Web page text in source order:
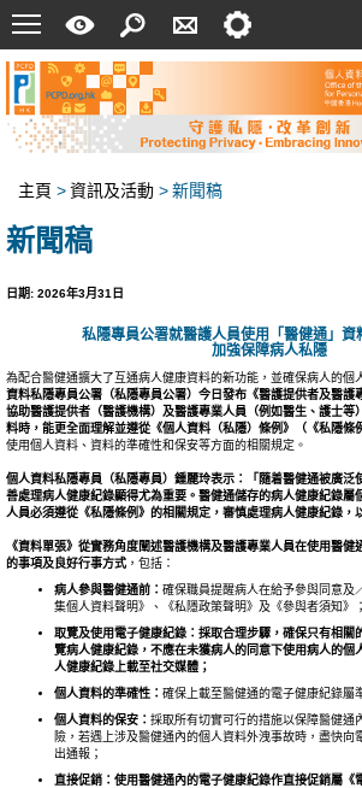
菜
單
速
指
南
索
絡
我
定
主頁 >資訊及活動 >新聞稿
新聞稿
日期: 2026年3月31日
私隱專員公署就醫護人員使用「醫健通」資
加強保障病人私隱
為配合醫健通擴大了互通病人健康資料的新功能，並確保病人的個
資料私隱專員公署（私隱專員公署）今日發布《醫護提供者及醫護
協助醫護提供者（醫護機構）及醫護專業人員（例如醫生、護士等
料時，能更全面理解並遵從《個人資料（私隱）條例》（《私隱條
使用個人資料、資料的準確性和保安等方面的相關規定。
個人資料私隱專員（私隱專員）鍾麗玲表示： 「 隨着醫健通被廣泛
善處理病人健康紀錄顯得尤為重要。醫健通儲存的病人健康紀錄屬
人員必須遵從《私隱條例》的相關規定， 審慎處理病人健康紀錄，
《資料單張》 從實務角度闡述醫護機構及醫護專業人員在使用醫健
的事項及良好行事方式 ，包括：
病人參與醫健通前： 確保職員提醒病人在給予參與同意及
集個人資料聲明》、《私隱政策聲明》及《參與者須知》；
取覽及使用電子健康紀錄：採取合理步驟，確保只有相關
覽病人健康紀錄，不應在未獲病人的同意下使用病人的個
人健康紀錄上載至社交媒體；
個人資料的準確性： 確保上載至醫健通的電子健康紀錄屬
個人資料的保安： 採取所有切實可行的措施以保障醫健通
險，若遇上涉及醫健通內的個人資料外洩事故時，盡快向
出通報；
直接促銷：使用醫健通內的電子健康紀錄作直接促銷屬《